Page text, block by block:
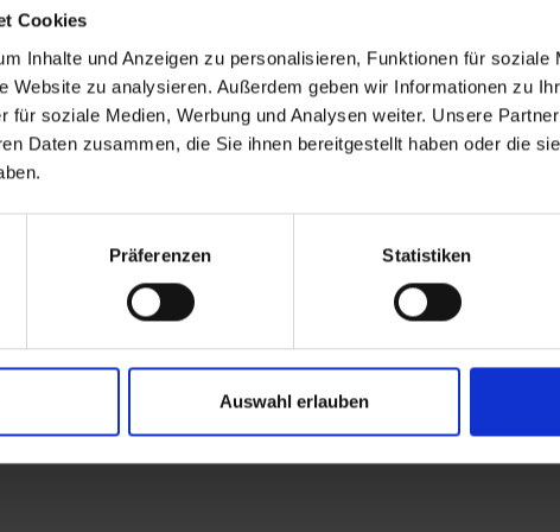
Cookies
Inhalte und Anzeigen zu personalisieren, Funktionen für soziale
Website zu analysieren. Außerdem geben wir Informationen zu
für soziale Medien, Werbung und Analysen weiter. Unsere
Daten zusammen, die Sie ihnen bereitgestellt haben oder die
Präferenzen Statistiken
Auswahl erlauben